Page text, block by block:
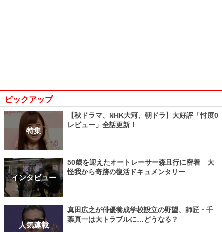
ピックアップ
特集
【秋ドラマ、NHK大河、朝ドラ】大好評「忖度0
レビュー」全話更新！
インタビュー
50歳を迎えたオートレーサー森且行に密着 大
怪我から奇跡の復活ドキュメンタリー
人気連載
真田広之が俳優養成学校設立の野望、師匠・千
葉真一は大トラブルに…どうなる？